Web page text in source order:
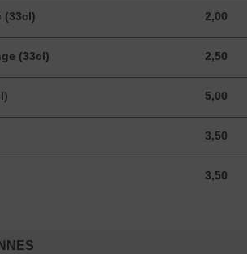
(33cl) 2,00
2,00 EUR
(33cl) 2,50
2,50 EUR
5,00
5,00 EUR
3,50
3,50 EUR
3,50
3,50 EUR